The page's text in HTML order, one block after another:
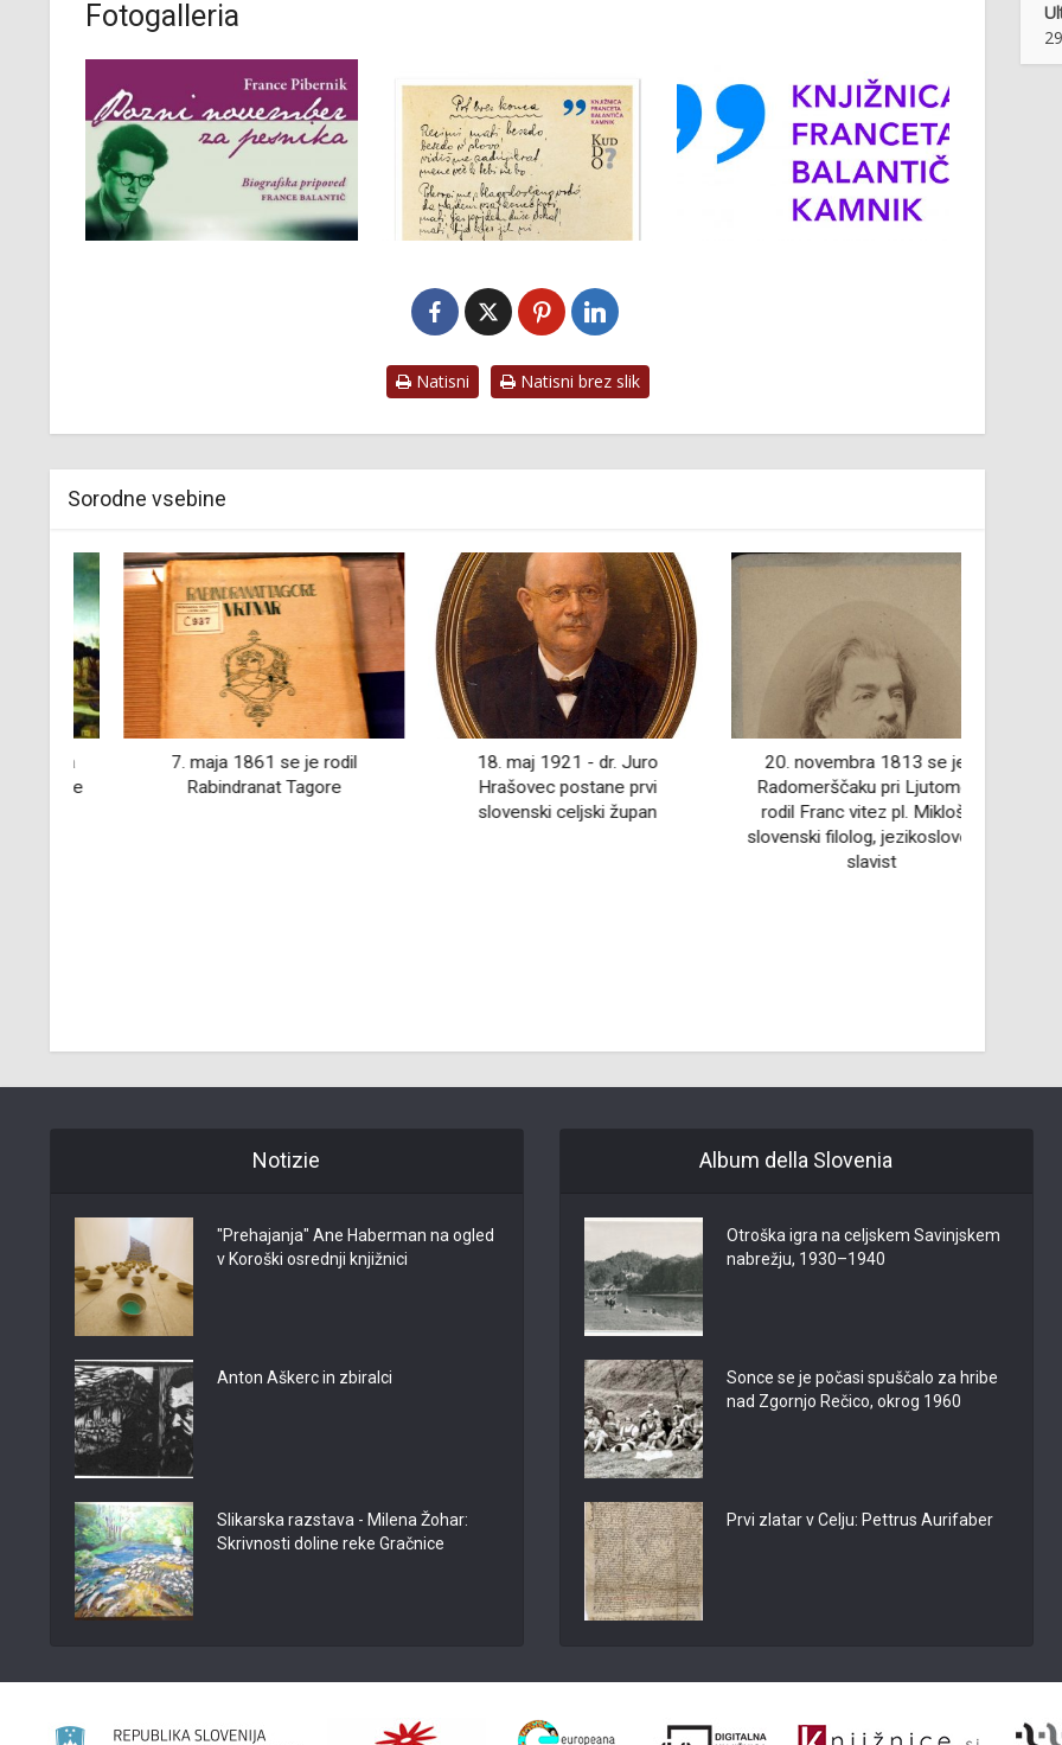
Fotogalleria
Natisni Natisni brez slik
Sorodne vsebine
7. maja 1861 se je rodil
Rabindranat Tagore
18. maj 1921 - dr. Juro
Hrašovec postane prvi
slovenski celjski župan
20. novembra 1813 se je v
Radomerščaku pri Ljutomeru
rodil Franc vitez pl. Miklošič,
slovenski filolog, jezikoslovec in
Notizie
"Prehajanja" Ane Haberman na ogled
v Koroški osrednji knjižnici
Anton Aškerc in zbiralci
Slikarska razstava - Milena Žohar:
Skrivnosti doline reke Gračnice
Album della Slovenia
Otroška igra na celjskem Savinjskem
nabrežju, 1930–1940
Sonce se je počasi spuščalo za hribe
nad Zgornjo Rečico, okrog 1960
Prvi zlatar v Celju: Pettrus Aurifaber